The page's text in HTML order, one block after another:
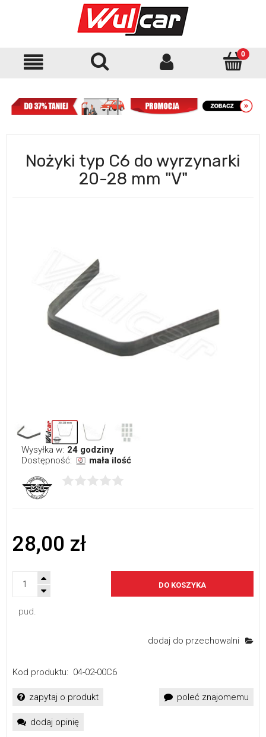
Nożyki typ C6 do wyrzynarki
20-28 mm "V"
Wysyłka w: 24 godziny
Dostępność:
mała ilość
28,00 zł
pud.
DO KOSZYKA
dodaj do przechowalni
Kod produktu: 04-02-00C6
zapytaj o produkt poleć znajomemu
dodaj opinię